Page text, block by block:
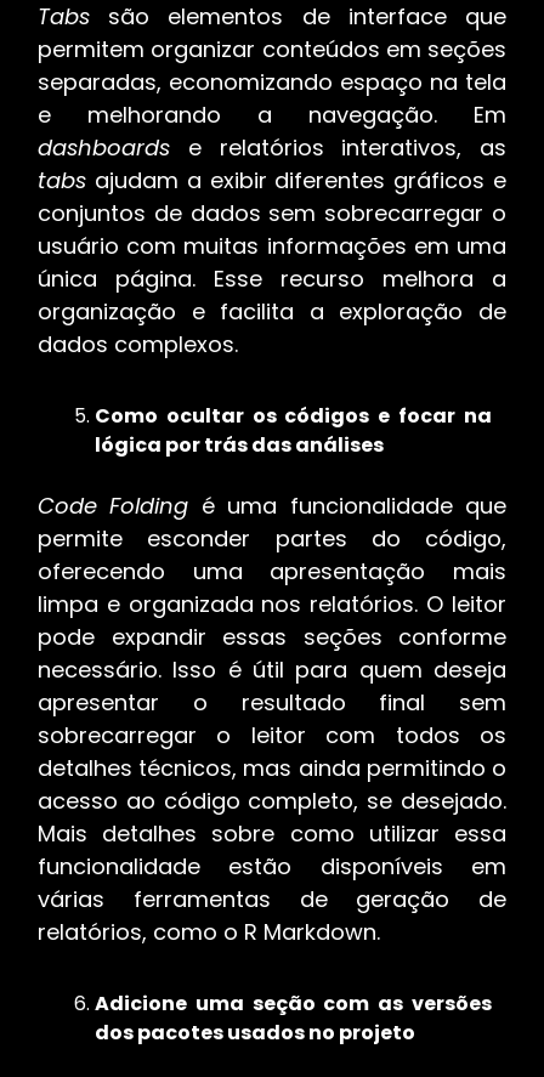
Tabs são elementos de interface que
permitem organizar conteúdos em seções
separadas, economizando espaço na tela
e melhorando a navegação. Em
dashboards e relatórios interativos, as
tabs ajudam a exibir diferentes gráficos e
conjuntos de dados sem sobrecarregar o
usuário com muitas informações em uma
única página. Esse recurso melhora a
organização e facilita a exploração de
dados complexos.
Como ocultar os códigos e focar na
lógica por trás das análises
Code Folding é uma funcionalidade que
permite esconder partes do código,
oferecendo uma apresentação mais
limpa e organizada nos relatórios. O leitor
pode expandir essas seções conforme
necessário. Isso é útil para quem deseja
apresentar o resultado final sem
sobrecarregar o leitor com todos os
detalhes técnicos, mas ainda permitindo o
acesso ao código completo, se desejado.
Mais detalhes sobre como utilizar essa
funcionalidade estão disponíveis em
várias ferramentas de geração de
relatórios, como o R Markdown.
Adicione uma seção com as versões
dos pacotes usados no projeto